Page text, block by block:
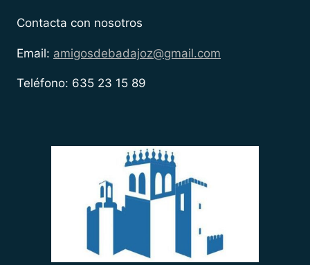
Contacta con nosotros
Email: amigosdebadajoz@gmail.com
Teléfono: 635 23 15 89